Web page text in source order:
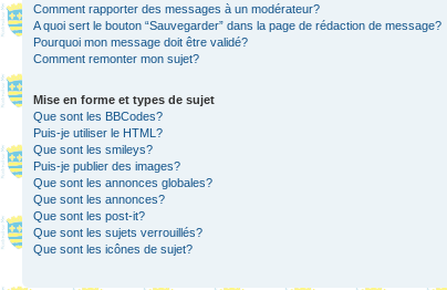
Comment rapporter des messages à un modérateur?
A quoi sert le bouton “Sauvegarder” dans la page de rédaction de message?
Pourquoi mon message doit être validé?
Comment remonter mon sujet?
Mise en forme et types de sujet
Que sont les BBCodes?
Puis-je utiliser le HTML?
Que sont les smileys?
Puis-je publier des images?
Que sont les annonces globales?
Que sont les annonces?
Que sont les post-it?
Que sont les sujets verrouillés?
Que sont les icônes de sujet?